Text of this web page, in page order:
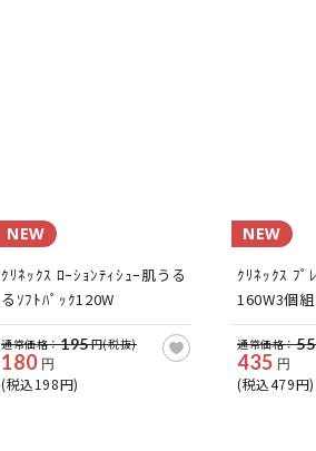
NEW
ｸﾘﾈｯｸｽ ﾛｰｼｮﾝﾃｨｼｭｰ肌うる
るｿﾌﾄﾊﾟｯｸ120W
通常価格：195円(税抜)
180 円
(税込198円)
NEW
ｸﾘﾈｯｸｽ ﾌﾟ
160W3個組
通常価格：
435 円
(税込479円)